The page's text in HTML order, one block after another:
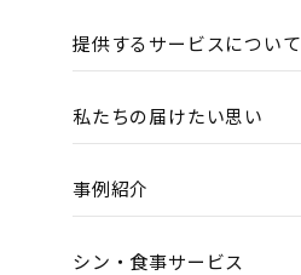
提供するサービスについて
私たちの届けたい思い
事例紹介
シン・食事サービス